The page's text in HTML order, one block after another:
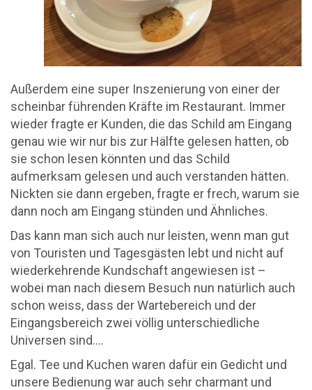
Außerdem eine super Inszenierung von einer der
scheinbar führenden Kräfte im Restaurant. Immer
wieder fragte er Kunden, die das Schild am Eingang
genau wie wir nur bis zur Hälfte gelesen hatten, ob
sie schon lesen könnten und das Schild
aufmerksam gelesen und auch verstanden hätten.
Nickten sie dann ergeben, fragte er frech, warum sie
dann noch am Eingang stünden und Ähnliches.
Das kann man sich auch nur leisten, wenn man gut
von Touristen und Tagesgästen lebt und nicht auf
wiederkehrende Kundschaft angewiesen ist –
wobei man nach diesem Besuch nun natürlich auch
schon weiss, dass der Wartebereich und der
Eingangsbereich zwei völlig unterschiedliche
Universen sind….
Egal. Tee und Kuchen waren dafür ein Gedicht und
unsere Bedienung war auch sehr charmant und